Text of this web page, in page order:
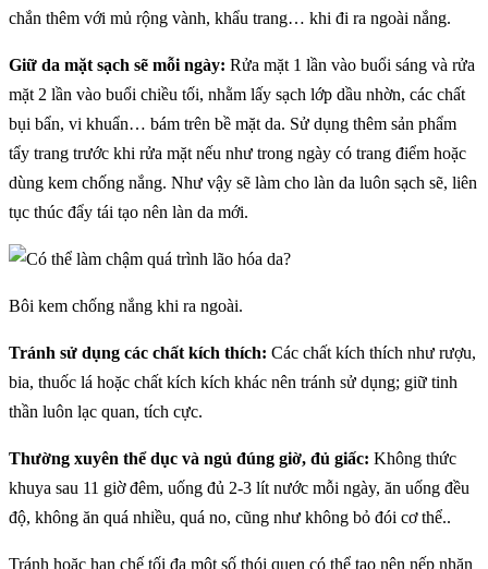
chắn thêm với mủ rộng vành, khẩu trang… khi đi ra ngoài nắng.
Giữ da mặt sạch sẽ mỗi ngày: Rửa mặt 1 lần vào buổi sáng và rửa
mặt 2 lần vào buổi chiều tối, nhằm lấy sạch lớp dầu nhờn, các chất
bụi bẩn, vi khuẩn… bám trên bề mặt da. Sử dụng thêm sản phẩm
tẩy trang trước khi rửa mặt nếu như trong ngày có trang điểm hoặc
dùng kem chống nắng. Như vậy sẽ làm cho làn da luôn sạch sẽ, liên
tục thúc đẩy tái tạo nên làn da mới.
Bôi kem chống nắng khi ra ngoài.
Tránh sử dụng các chất kích thích: Các chất kích thích như rượu,
bia, thuốc lá hoặc chất kích kích khác nên tránh sử dụng; giữ tinh
thần luôn lạc quan, tích cực.
Thường xuyên thể dục và ngủ đúng giờ, đủ giấc: Không thức
khuya sau 11 giờ đêm, uống đủ 2-3 lít nước mỗi ngày, ăn uống đều
độ, không ăn quá nhiều, quá no, cũng như không bỏ đói cơ thể..
Tránh hoặc hạn chế tối đa một số thói quen có thể tạo nên nếp nhăn